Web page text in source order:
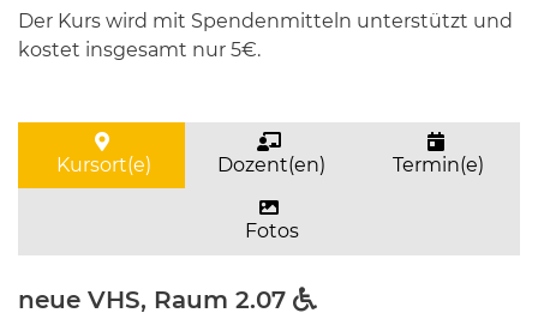
Der Kurs wird mit Spendenmitteln unterstützt und
kostet insgesamt nur 5€.
Kursort(e) Dozent(en) Termin(e)
Fotos
neue VHS, Raum 2.07